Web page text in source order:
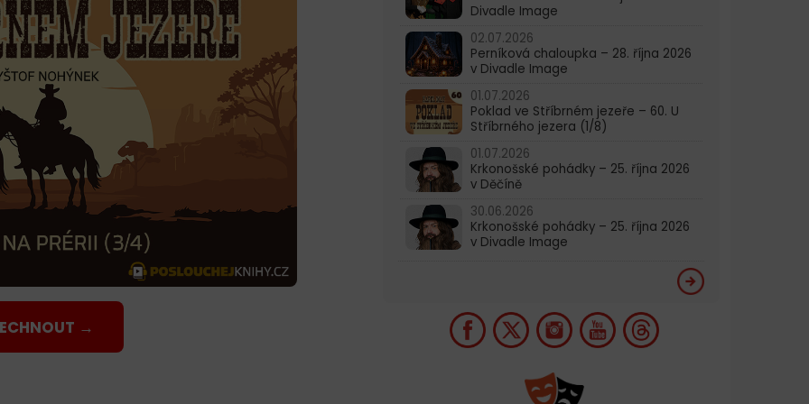
→
Divadle Image
02.07.2026
Perníková chaloupka – 28. října 2026
v Divadle Image
01.07.2026
Poklad ve Stříbrném jezeře – 60. U
Stříbrného jezera (1/8)
01.07.2026
Krkonošské pohádky – 25. října 2026
v Děčíně
30.06.2026
Krkonošské pohádky – 25. října 2026
v Divadle Image